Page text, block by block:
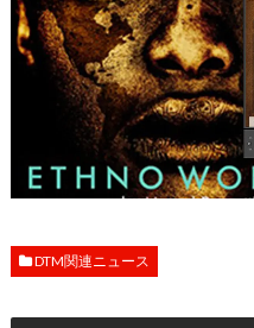
DTM関連ニュース